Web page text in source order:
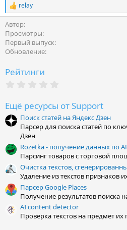
Р
е
а
к
ц
и
и
relay
Автор
Просмотры
Первый выпуск
Обновление
Рейтинги
0
з
в
ё
д
Ещё ресурсы от Support
Поиск статей на Яндекс Дзен
Парсер для поиска статей по
Дзен
Rozetka - получение данных по
Парсинг товаров с торговой
Очистка текстов,
Удаление из текстов признаков
Парсер Google Places
Получение результатов поиска
AI content detector
Проверка текстов на предмет